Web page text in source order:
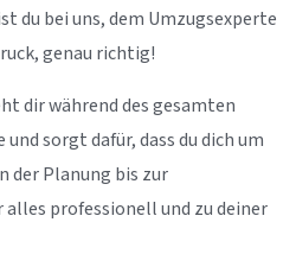
du bei uns, dem Umzugsexperte
genau richtig!
dir während des gesamten
sorgt dafür, dass du dich um
der Planung bis zur
professionell und zu deiner